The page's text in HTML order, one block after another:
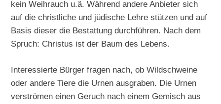
kein Weihrauch u.ä. Während andere Anbieter sich
auf die christliche und jüdische Lehre stützen und auf
Basis dieser die Bestattung durchführen. Nach dem
Spruch: Christus ist der Baum des Lebens.
Interessierte Bürger fragen nach, ob Wildschweine
oder andere Tiere die Urnen ausgraben. Die Urnen
verströmen einen Geruch nach einem Gemisch aus